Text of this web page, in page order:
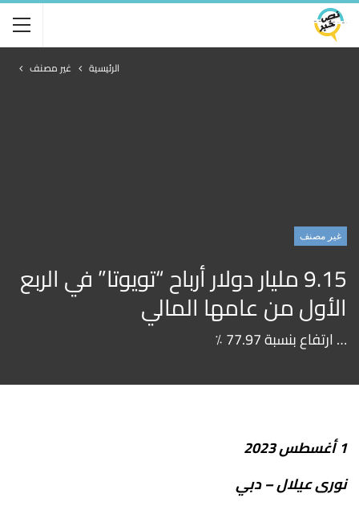
الرئيسية غير مصنف
غير مصنف
9.15 مليار دولار أرباح “تويوتا” في الربع
الأول من عامها المالي
… ارتفاع بنسبة 77.97 ٪
1 أغسطس2023
نورىعيلال–دبي